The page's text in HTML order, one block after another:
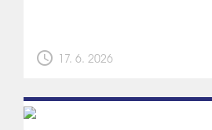
schedule 17. 6. 2026